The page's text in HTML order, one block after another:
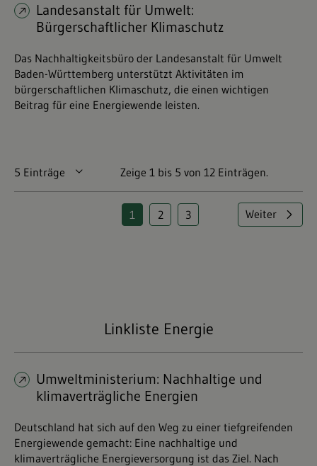
Landesanstalt für Umwelt:
Bürgerschaftlicher Klimaschutz
Das Nachhaltigkeitsbüro der Landesanstalt für Umwelt
Baden-Württemberg unterstützt Aktivitäten im
bürgerschaftlichen Klimaschutz, die einen wichtigen
Beitrag für eine Energiewende leisten.
5 Einträge Pro Seite Zeige 1 bis 5 von 12 Einträgen.
Seite
1 Seite
2 Seite
3 Weiter
Linkliste Energie
Umweltministerium: Nachhaltige und
klimaverträgliche Energien
Deutschland hat sich auf den Weg zu einer tiefgreifenden
Energiewende gemacht: Eine nachhaltige und
klimaverträgliche Energieversorgung ist das Ziel. Nach